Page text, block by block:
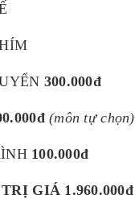
300.000đ
(môn tự chọn)
100.000đ
GIÁ 1.960.000đ